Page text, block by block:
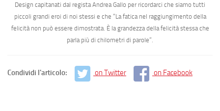
Design capitanati dal regista Andrea Gallo per ricordarci che siamo tutti
piccoli grandi eroi di noi stessi e che “La fatica nel raggiungimento della
felicità non può essere dimostrata. È la grandezza della felicità stessa che
parla più di chilometri di parole”
Condividi l'articolo: on Twitter on Facebook